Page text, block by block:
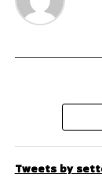
Tweets by